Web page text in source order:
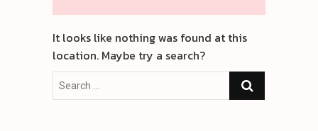
It looks like nothing was found at this
location. Maybe try a search?